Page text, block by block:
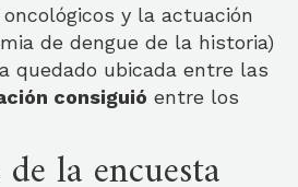
y la actuación
de dengue de la historia)
quedado ubicada entre las
consiguió entre los
la encuesta